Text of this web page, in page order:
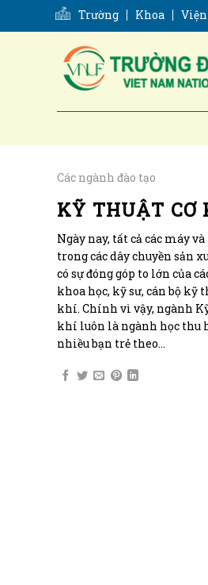
Trường Khoa Viện
Các ngành đào tạo
KỸ THUẬT CƠ
Ngày nay, tất cả các máy
trong các dây chuyền sản
có sự đóng góp to lớn của
khoa học, kỹ sư, cán bộ kỹ
khí. Chính vì vậy, ngành
khí luôn là ngành học thu
nhiều bạn trẻ theo…